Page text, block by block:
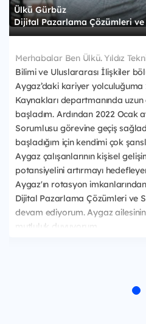
Ülkü Gürbüz
Dijital Pazarlama Çözümleri ve
Merhabalar Ben Ülkü. Yıldız
Bilimi ve Uluslararası İlişkiler
Aygaz’daki kariyer yolculuğuma
Kaynakları departmanında
başladım. Ardından 2022 Ocak
Sorumlusu görevine geçiş
başladığım için kendimi çok
Aygaz çalışanlarının kişisel
potansiyelini artırmayı
Aygaz'ın rotasyon
Dijital Pazarlama Çözümleri ve
devam ediyorum. Aygaz
mutluluk duyuyorum.